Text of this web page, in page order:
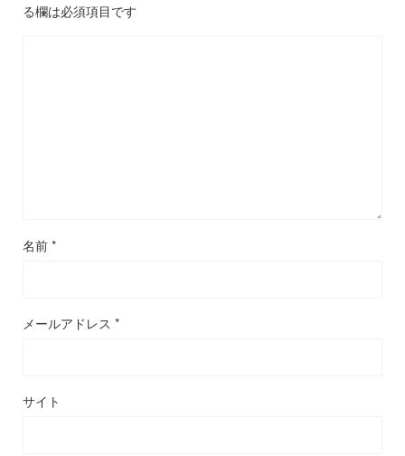
る欄は必須項目です
名前 *
メールアドレス *
サイト